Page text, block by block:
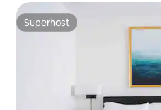
Superhost
Superhost